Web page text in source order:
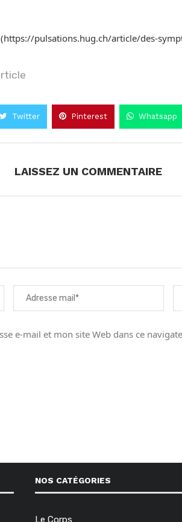
(https://pulsations.hug.ch/article/des-
Twitter Pinterest Whatsapp
LAISSEZ UN COMMENTAIRE
e-mail et mon site Web dans ce
NOS CATÉGORIES
Le Corps